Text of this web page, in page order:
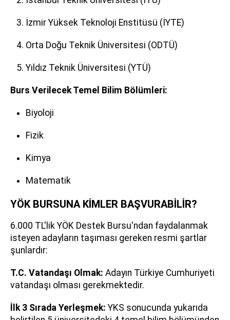
İzmir Yüksek Teknoloji Enstitüsü (İYTE)
Orta Doğu Teknik Üniversitesi (ODTÜ)
Yıldız Teknik Üniversitesi (YTÜ)
Burs Verilecek Temel Bilim Bölümleri:
Biyoloji
Fizik
Kimya
Matematik
YÖK BURSUNA KİMLER BAŞVURABİLİR?
6.000 TL'lik YÖK Destek Bursu'ndan faydalanmak
isteyen adayların taşıması gereken resmi şartlar
şunlardır:
T.C. Vatandaşı Olmak: Adayın Türkiye Cumhuriyeti
vatandaşı olması gerekmektedir.
İlk 3 Sırada Yerleşmek: YKS sonucunda yukarıda